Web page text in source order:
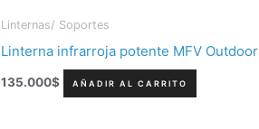
Linternas/ Soportes
Linterna infrarroja potente MFV Outdoor
135.000$ AÑADIR AL CARRITO